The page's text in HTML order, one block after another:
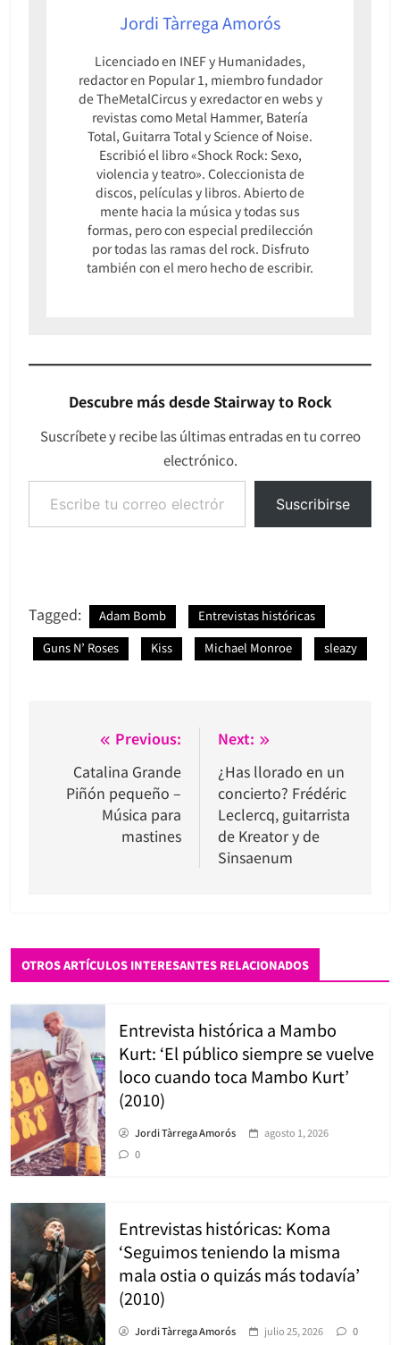
Jordi Tàrrega Amorós
Licenciado en INEF y Humanidades,
redactor en Popular 1, miembro fundador
de TheMetalCircus y exredactor en webs y
revistas como Metal Hammer, Batería
Total, Guitarra Total y Science of Noise.
Escribió el libro «Shock Rock: Sexo,
violencia y teatro». Coleccionista de
discos, películas y libros. Abierto de
mente hacia la música y todas sus
formas, pero con especial predilección
por todas las ramas del rock. Disfruto
también con el mero hecho de escribir.
Descubre más desde Stairway to Rock
Suscríbete y recibe las últimas entradas en tu correo
electrónico.
Escribe tu correo electrónico…
Suscribirse
Tagged: Adam Bomb
Entrevistas históricas
Guns N’ Roses
Kiss Michael Monroe sleazy
Navegación
entradas
Previous:
Catalina Grande
Piñón pequeño –
Música para
mastines
Next:
¿Has llorado en un
concierto? Frédéric
Leclercq, guitarrista
de Kreator y de
Sinsaenum
OTROS ARTÍCULOS INTERESANTES RELACIONADOS
Entrevista histórica a Mambo
Kurt: ‘El público siempre se vuelve
loco cuando toca Mambo Kurt’
(2010)
Jordi Tàrrega Amorós
agosto 1, 2026
0
Entrevistas históricas: Koma
‘Seguimos teniendo la misma
mala ostia o quizás más todavía’
(2010)
Jordi Tàrrega Amorós julio 25, 2026 0